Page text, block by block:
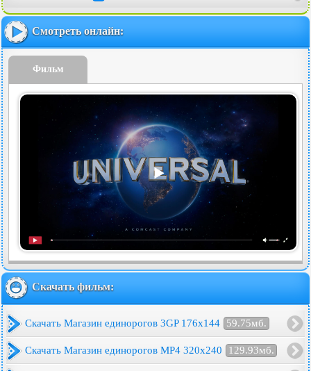
Смотреть онлайн:
Фильм
Скачать фильм:
Скачать Магазин единорогов 3GP 176x144 59.75мб.
Скачать Магазин единорогов MP4 320x240 129.93мб.